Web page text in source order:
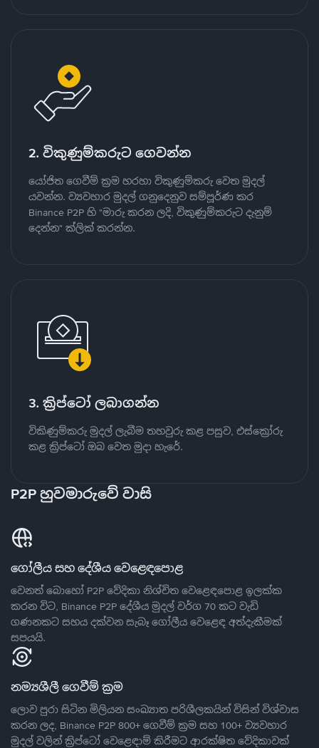
2. විකුණුම්කරුට ගෙවන්න
යෝජිත ගෙවීම් ක්‍රම හරහා විකුණුම්කරු වෙත මුදල්
යවන්න. ව්‍යවහාර මුදල් ගනුදෙනුව සම්පූර්ණ කර
Binance P2P හි "මාරු කරන ලදි, විකුණුම්කරුට දැනුම්
දෙන්න" ක්ලික් කරන්න.
3. ක්‍රිප්ටෝ ලබාගන්න
විකිණුම්කරු මුදල් ලැබීම තහවුරු කළ පසුව, එස්ක්‍රෝරු
කළ ක්‍රිප්ටෝ ඔබ වෙත මුදා හැරේ.
P2P හුවමාරුවේ වාසි
ගෝලීය සහ දේශීය වෙළෙඳපොළ
වෙනත් බොහෝ P2P වේදිකා නිශ්චිත වෙළෙඳපොළ ඉලක්ක
කරන විට, Binance P2P දේශීය මුදල් වර්ග 70 කට වැඩි
ගණනකට සහය දක්වන සැබෑ ගෝලීය වෙළෙඳ අත්දැකීමක්
සපයයි.
නම්‍යශීලී ගෙවීම් ක්‍රම
ලොව පුරා සිටින මිලියන සංඛ්‍යාත පරිශීලකයින් විසින් විශ්වාස
කරන ලද, Binance P2P 800+ ගෙවීම් ක්‍රම සහ 100+ ව්‍යවහාර
මුදල් වලින් ක්‍රිප්ටෝ වෙළෙඳාම් කිරීමට ආරක්ෂිත වේදිකාවක්